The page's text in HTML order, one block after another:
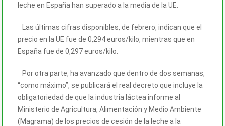
leche en España han superado a la media de la UE.
Las últimas cifras disponibles, de febrero, indican que el
precio en la UE fue de 0,294 euros/kilo, mientras que en
España fue de 0,297 euros/kilo.
Por otra parte, ha avanzado que dentro de dos semanas,
“como máximo”, se publicará el real decreto que incluye la
obligatoriedad de que la industria láctea informe al
Ministerio de Agricultura, Alimentación y Medio Ambiente
(Magrama) de los precios de cesión de la leche a la